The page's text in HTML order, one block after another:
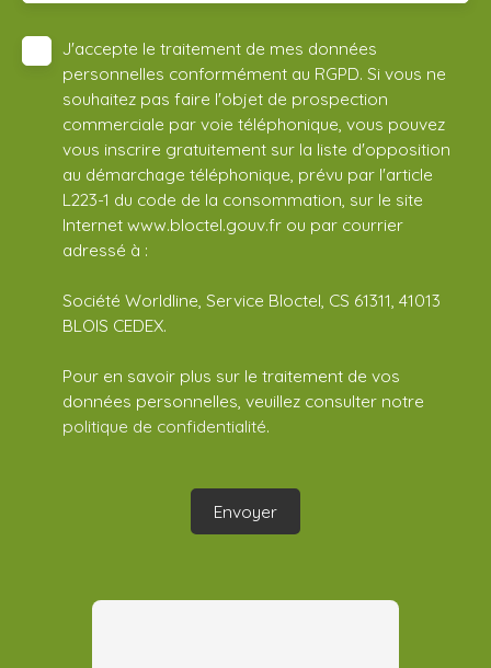
J'accepte le traitement de mes données
personnelles conformément au RGPD. Si vous ne
souhaitez pas faire l'objet de prospection
commerciale par voie téléphonique, vous pouvez
vous inscrire gratuitement sur la liste d'opposition
au démarchage téléphonique, prévu par l'article
L223-1 du code de la consommation, sur le site
Internet www.bloctel.gouv.fr ou par courrier
adressé à :
Société Worldline, Service Bloctel, CS 61311, 41013
BLOIS CEDEX.
Pour en savoir plus sur le traitement de vos
données personnelles, veuillez consulter notre
politique de confidentialité.
Envoyer